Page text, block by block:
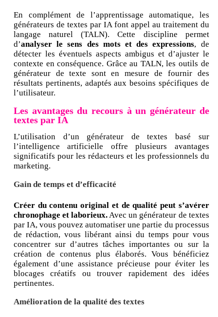
En complément de l’apprentissage automatique, les
générateurs de textes par IA font appel au traitement du
langage naturel (TALN). Cette discipline permet
d’analyser le sens des mots et des expressions, de
détecter les éventuels aspects ambigus et d’ajuster le
contexte en conséquence. Grâce au TALN, les outils de
générateur de texte sont en mesure de fournir des
résultats pertinents, adaptés aux besoins spécifiques de
l’utilisateur.
Les avantages du recours à un générateur de
textes par IA
L’utilisation d’un générateur de textes basé sur
l’intelligence artificielle offre plusieurs avantages
significatifs pour les rédacteurs et les professionnels du
marketing.
Gain de temps et d’efficacité
Créer du contenu original et de qualité peut s’avérer
chronophage et laborieux. Avec un générateur de textes
par IA, vous pouvez automatiser une partie du processus
de rédaction, vous libérant ainsi du temps pour vous
concentrer sur d’autres tâches importantes ou sur la
création de contenus plus élaborés. Vous bénéficiez
également d’une assistance précieuse pour éviter les
blocages créatifs ou trouver rapidement des idées
pertinentes.
Amélioration de la qualité des textes